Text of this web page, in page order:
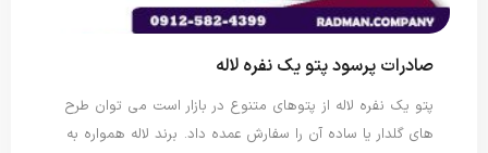
صادرات پرسود پتو یک نفره لاله
پتو یک نفره لاله از پتوهای متنوع در بازار است می توان طرح
های گلدار یا ساده آن را سفارش عمده داد. برند لاله همواره به